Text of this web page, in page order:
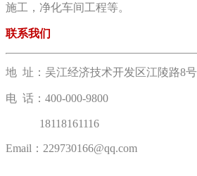
施工，净化车间工程等。
联系我们
地 址：吴江经济技术开发区江陵路8
电 话：400-000-9800
18118161116
Email：229730166@qq.com